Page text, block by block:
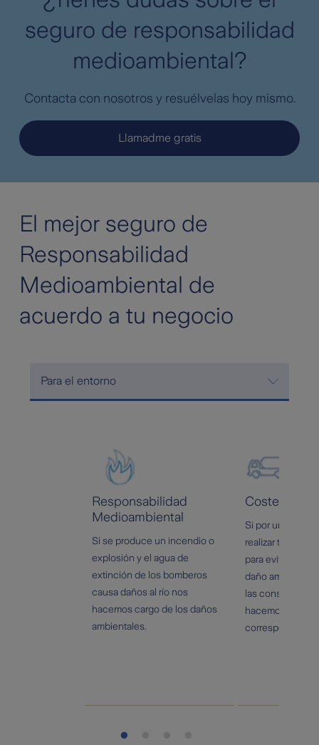
seguro de responsabilidad
medioambiental?
Contacta con nosotros y resuélvelas hoy mismo.
Llamadme gratis
El mejor seguro de
Responsabilidad
Medioambiental de
acuerdo a tu negocio
Para el entorno
Responsabilidad
Medioambiental
Si se produce un incendio o
explosión y el agua de
extinción de los bomberos
causa daños al río nos
hacemos cargo de los daños
ambientales.
Costes de
Si por un
realizar trabajos
para evitar la
daño ambiental
las
hacemos cargo
correspondiente.